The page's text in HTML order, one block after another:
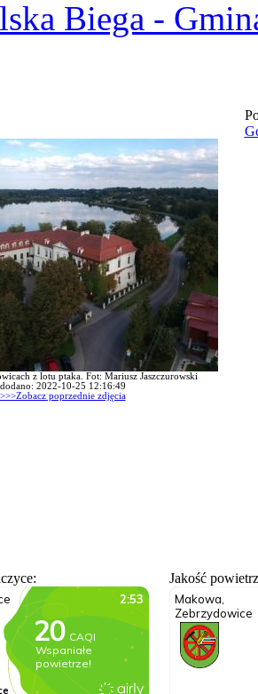
Biega -
z lotu ptaka. Fot: Mariusz Jaszczurowski
dodano: 2022-10-25 12:16:49
>>>Zobacz poprzednie zdjęcia
Jakość